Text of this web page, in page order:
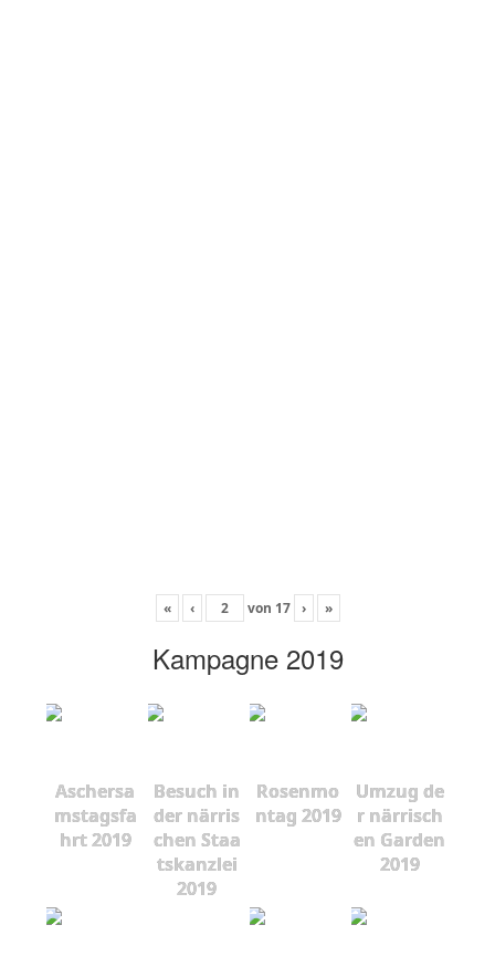
« ‹ von 17 › »
Kampagne 2019
Aschersa
mstagsfa
hrt 2019
Besuch in
der närris
chen Staa
tskanzlei
2019
Rosenmo
ntag 2019
Umzug de
r närrisch
en Garden
2019